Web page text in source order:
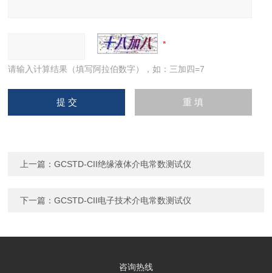
请输入计算结果（填写阿拉伯数字），如：三加四=7
上一篇：GCSTD-CII绝缘液体介电常数测试仪
下一篇：GCSTD-CII电子技术介电常数测试仪
咨询热线